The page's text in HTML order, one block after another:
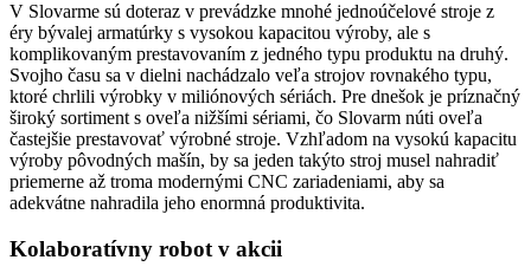
V Slovarme sú doteraz v prevádzke mnohé jednoúčelové stroje z
éry bývalej armatúrky s vysokou kapacitou výroby, ale s
komplikovaným prestavovaním z jedného typu produktu na druhý.
Svojho času sa v dielni nachádzalo veľa strojov rovnakého typu,
ktoré chrlili výrobky v miliónových sériách. Pre dnešok je príznačný
široký sortiment s oveľa nižšími sériami, čo Slovarm núti oveľa
častejšie prestavovať výrobné stroje. Vzhľadom na vysokú kapacitu
výroby pôvodných mašín, by sa jeden takýto stroj musel nahradiť
priemerne až troma modernými CNC zariadeniami, aby sa
adekvátne nahradila jeho enormná produktivita.
Kolaboratívny robot v akcii